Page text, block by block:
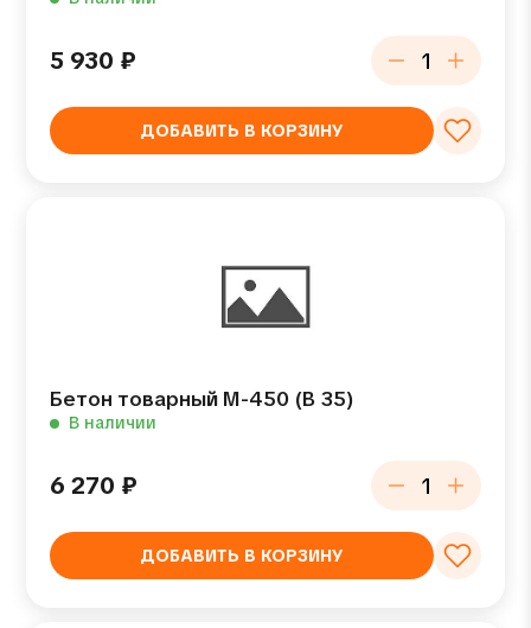
5 930 ₽
ДОБАВИТЬ В КОРЗИНУ
Бетон товарный М-450 (В 35)
В наличии
6 270 ₽
ДОБАВИТЬ В КОРЗИНУ